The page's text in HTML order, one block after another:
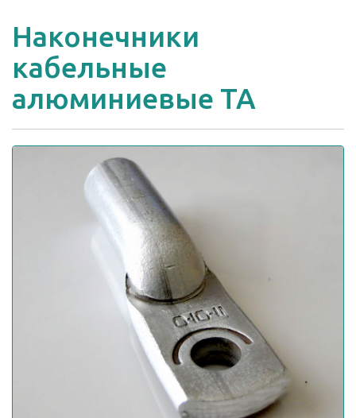
Наконечники
кабельные
алюминиевые ТА